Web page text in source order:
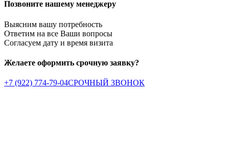
Позвоните нашему менеджеру
Выясним вашу потребность
Ответим на все Ваши вопросы
Согласуем дату и время визита
Желаете оформить срочную заявку?
+7 (922) 774-79-04СРОЧНЫЙ ЗВОНОК